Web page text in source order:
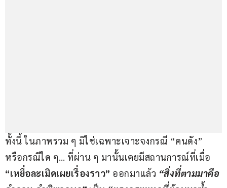
ทั้งนี้ ในภาพรวม ๆ มิใช่เฉพาะเจาะจงกรณี “คนดัง”
หรือกรณีใด ๆ… ที่ผ่าน ๆ มานั้นเคยมีสถานการณ์ที่เมื่อ
“เหยื่อละเมิดเผยเรื่องราว” ออกมาแล้ว “สิ่งที่ตามมาคือ